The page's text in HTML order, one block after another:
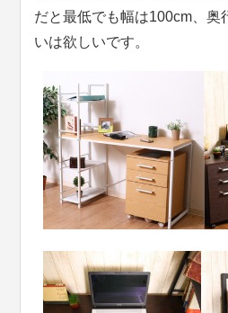
だと最低でも幅は100cm、奥
いは欲しいです。